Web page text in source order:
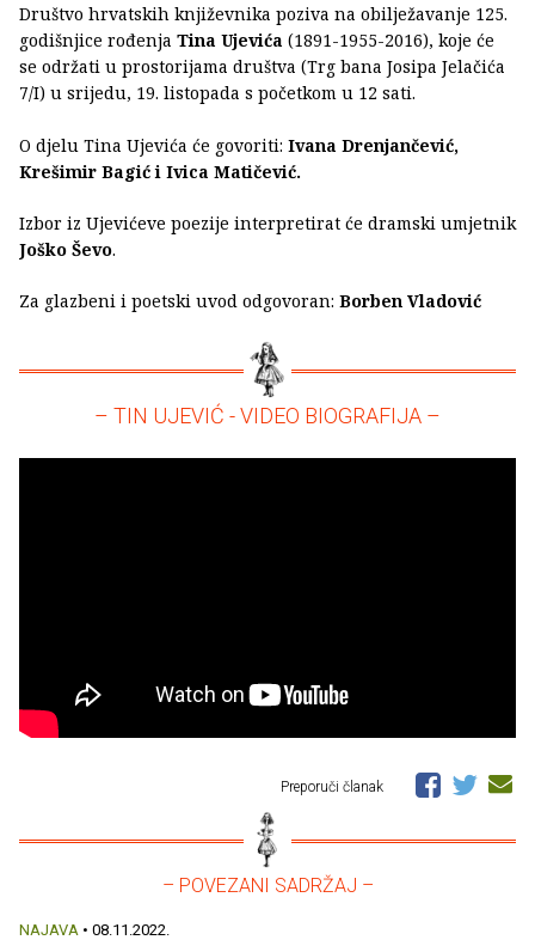
Društvo hrvatskih književnika poziva na obilježavanje 125.
godišnjice rođenja Tina Ujevića (1891-1955-2016), koje će
se održati u prostorijama društva (Trg bana Josipa Jelačića
7/I) u srijedu, 19. listopada s početkom u 12 sati.
O djelu Tina Ujevića će govoriti: Ivana Drenjančević,
Krešimir Bagić i Ivica Matičević.
Izbor iz Ujevićeve poezije interpretirat će dramski umjetnik
Joško Ševo.
Za glazbeni i poetski uvod odgovoran: Borben Vladović
– TIN UJEVIĆ - VIDEO BIOGRAFIJA –
Preporuči članak
– POVEZANI SADRŽAJ –
NAJAVA • 08.11.2022.